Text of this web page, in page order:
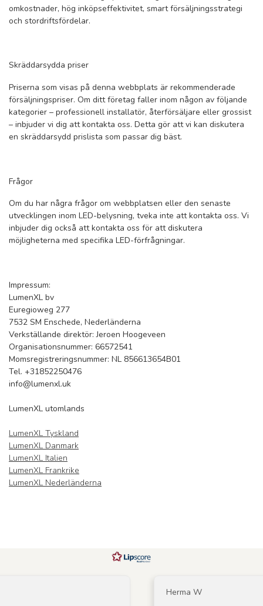
omkostnader, hög inköpseffektivitet, smart försäljningsstrategi
och stordriftsfördelar.
Skräddarsydda priser
Priserna som visas på denna webbplats är rekommenderade
försäljningspriser. Om ditt företag faller inom någon av följande
kategorier – professionell installatör, återförsäljare eller grossist
– inbjuder vi dig att kontakta oss. Detta gör att vi kan diskutera
en skräddarsydd prislista som passar dig bäst.
Frågor
Om du har några frågor om webbplatsen eller den senaste
utvecklingen inom LED-belysning, tveka inte att kontakta oss. Vi
inbjuder dig också att kontakta oss för att diskutera
möjligheterna med specifika LED-förfrågningar.
Impressum:
LumenXL bv
Euregioweg 277
7532 SM Enschede, Nederländerna
Verkställande direktör: Jeroen Hoogeveen
Organisationsnummer: 66572541
Momsregistreringsnummer: NL 856613654B01
Tel. +31852250476
info@lumenxl.uk
LumenXL utomlands
LumenXL Tyskland
LumenXL Danmark
LumenXL Italien
LumenXL Frankrike
LumenXL Nederländerna
Herma W